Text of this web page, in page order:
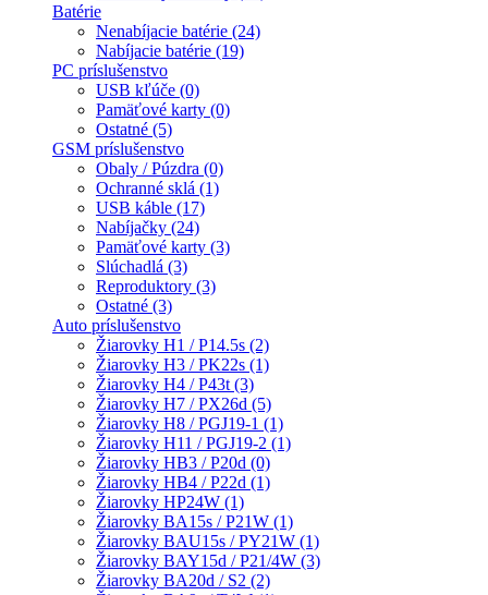
Batérie
Nenabíjacie batérie (24)
Nabíjacie batérie (19)
PC príslušenstvo
USB kľúče (0)
Pamäťové karty (0)
Ostatné (5)
GSM príslušenstvo
Obaly / Púzdra (0)
Ochranné sklá (1)
USB káble (17)
Nabíjačky (24)
Pamäťové karty (3)
Slúchadlá (3)
Reproduktory (3)
Ostatné (3)
Auto príslušenstvo
Žiarovky H1 / P14.5s (2)
Žiarovky H3 / PK22s (1)
Žiarovky H4 / P43t (3)
Žiarovky H7 / PX26d (5)
Žiarovky H8 / PGJ19-1 (1)
Žiarovky H11 / PGJ19-2 (1)
Žiarovky HB3 / P20d (0)
Žiarovky HB4 / P22d (1)
Žiarovky HP24W (1)
Žiarovky BA15s / P21W (1)
Žiarovky BAU15s / PY21W (1)
Žiarovky BAY15d / P21/4W (3)
Žiarovky BA20d / S2 (2)